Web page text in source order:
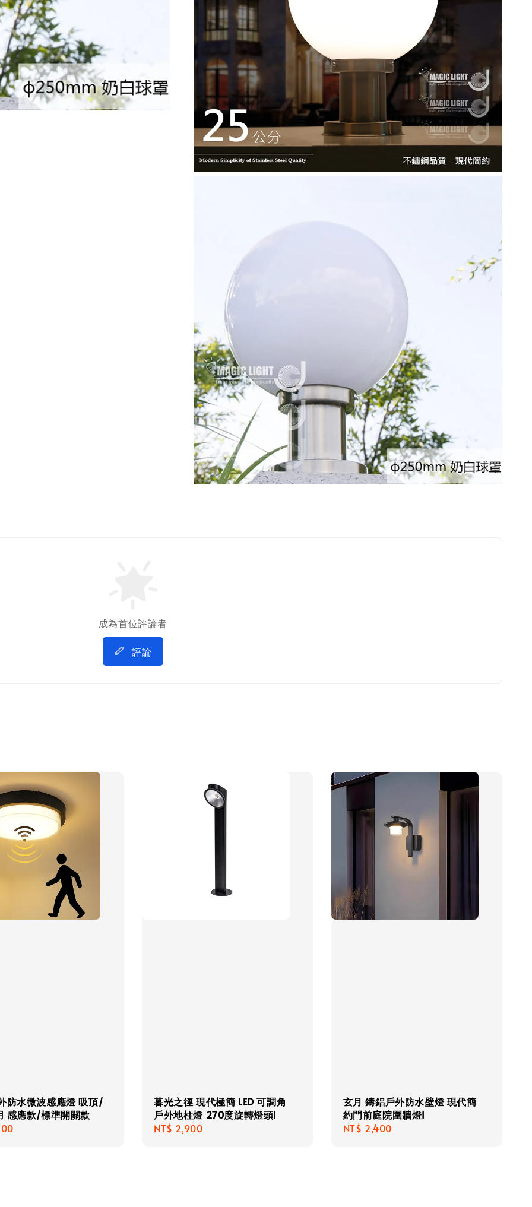
成為首位評論者
評論
防水微波感應燈 吸頂/
感應款/標準開關款
暮光之徑 現代極簡 LED 可調角
戶外地柱燈 270度旋轉燈頭I
Regular
NT$ 2,900
玄月 鑄鋁戶外防水壁燈 現代簡
約門前庭院圍牆燈I
Regular
NT$ 2,400